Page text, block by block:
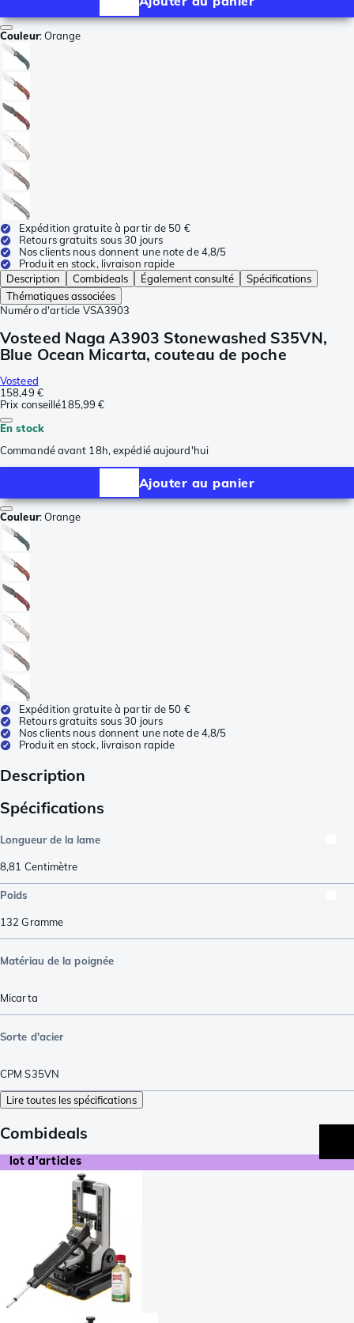
Couleur:Orange
Expédition gratuite à partir de 50 €
Retours gratuits sous 30 jours
Nos clients nous donnent une note de 4,8/5
Produit en stock, livraison rapide
Description
Combideals Également consulté
Spécifications
Thématiques associées
Numéro d'article VSA3903
Vosteed Naga A3903 Stonewashed S35VN,
Blue Ocean Micarta, couteau de poche
Vosteed
158,49 €
Prix conseillé185,99 €
En stock
Commandé avant 18h, expédié aujourd'hui
Ajouter au panier
Couleur:Orange
Expédition gratuite à partir de 50 €
Retours gratuits sous 30 jours
Nos clients nous donnent une note de 4,8/5
Produit en stock, livraison rapide
Description
Spécifications
Longueur de la lame
8,81 Centimètre
Poids
132 Gramme
Matériau de la poignée
Micarta
Sorte d'acier
CPM S35VN
Lire toutes les spécifications
Combideals
lot d'articles